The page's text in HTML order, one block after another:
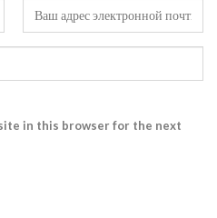
in this browser for the next